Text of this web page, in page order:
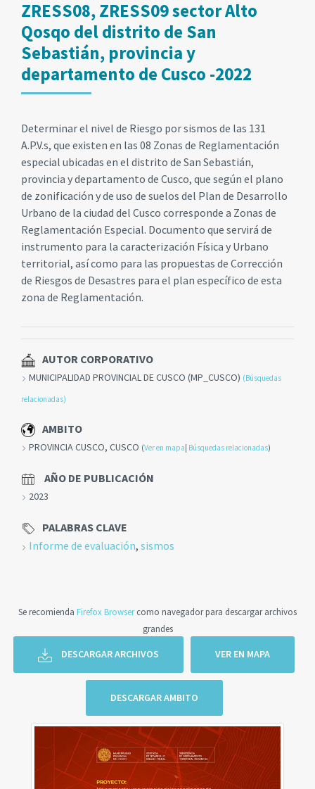
ZRESS08, ZRESS09 sector Alto
Qosqo del distrito de San
Sebastián, provincia y
departamento de Cusco -2022
Determinar el nivel de Riesgo por sismos de las 131
A.P.V.s, que existen en las 08 Zonas de Reglamentación
especial ubicadas en el distrito de San Sebastián,
provincia y departamento de Cusco, que según el plano
de zonificación y de uso de suelos del Plan de Desarrollo
Urbano de la ciudad del Cusco corresponde a Zonas de
Reglamentación Especial. Documento que servirá de
instrumento para la caracterización Física y Urbano
territorial, así como para las propuestas de Corrección
de Riesgos de Desastres para el plan específico de esta
zona de Reglamentación.
AUTOR CORPORATIVO
MUNICIPALIDAD PROVINCIAL DE CUSCO (MP_CUSCO) (Búsquedas
relacionadas)
AMBITO
PROVINCIA CUSCO, CUSCO (Ver en mapa Búsquedas relacionadas)
AÑO DE PUBLICACIÓN
2023
PALABRAS CLAVE
Informe de evaluación, sismos
Se recomienda Firefox Browsercomo navegador para descargar archivos
grandes
DESCARGAR ARCHIVOS VER EN MAPA
DESCARGAR AMBITO